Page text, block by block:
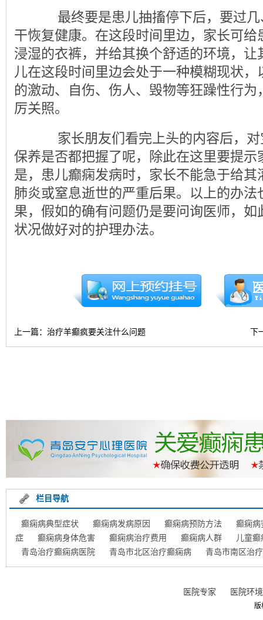
最终要是患儿抽搐停下后，要过几
干恢复健康。在这段时间里边，家长可
浸湿的衣裤，并给其换个舒适的环境，
儿在这段时间里边会处于一种模糊现状
的激动、自伤、伤人、毁物等狂躁性行
厉关照。
家长朋友们看完上头的内容后，对
保养是否都把握了呢，除此在这里要提示
是，患儿癫痫发病时，家长不能急于给
肺炎或窒息逝世的严重后果。以上的办
果，假如的确有问题仍是要问询医师，
状况做好对的护理办法。
上一篇： 治疗羊癫疯要关注什么问题 下
栏目导航
癫痫病典型症状 癫痫病发病原因 癫痫病预防方法
癫痫病
症
癫痫病身体危害 癫痫病治疗费用 癫痫病人群
儿童癫
青岛治疗癫痫病医院
青岛市北区治疗癫痫病 青岛市南区治
医院专家 医院环境
版